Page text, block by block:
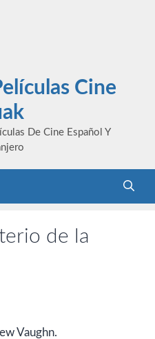
Cine
De Cine Español Y
de la
Vaughn.